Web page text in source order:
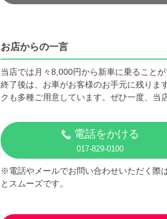
お店からの一言
当店では月々8,000円から新車に乗ること
終了後は、お車がお客様のお手元に残りま
クも多種ご用意しています。ぜひ一度、当
電話をかける
017-829-0100
※電話やメールでお問い合わせいただく際
とスムーズです。